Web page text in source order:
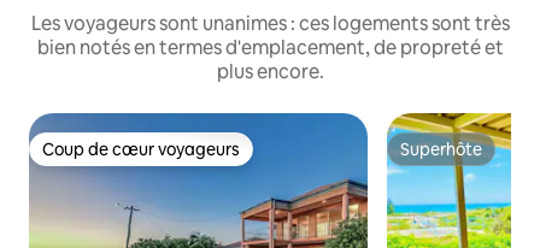
Les voyageurs sont unanimes : ces logements sont très
bien notés en termes d'emplacement, de propreté et
plus encore.
Coup de cœur voyageurs
Coup de cœur voyageurs Superhôte
Superhôte